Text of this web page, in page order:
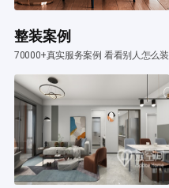
整装案例
70000+真实服务案例 看看别人怎么装